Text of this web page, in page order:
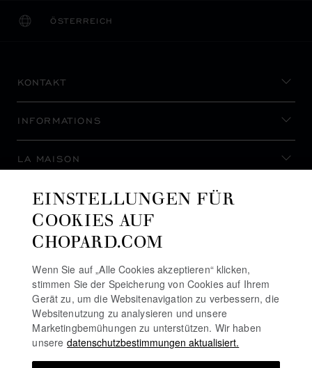
ÖSTERREICH
LOKALISIERUNG (LAND ÄNDERN)
LAND ÄNDERN
KONTAKT
INFORMATIONS
LA MAISON
AUF DEM LAUFENDEN BLEIBEN
NEWSLETTER ABONNIEREN
EINSTELLUNGEN FÜR
COOKIES AUF
CHOPARD.COM
Wenn Sie auf „Alle Cookies akzeptieren“ klicken,
stimmen Sie der Speicherung von Cookies auf Ihrem
Gerät zu, um die Websitenavigation zu verbessern, die
Websitenutzung zu analysieren und unsere
Marketingbemühungen zu unterstützen. Wir haben
unsere datenschutzbestimmungen aktualisiert.